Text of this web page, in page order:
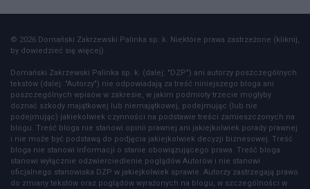
© 2026 Domański Zakrzewski Palinka sp. k. Niektóre prawa zastrzeżone (kliknij,
by dowiedzieć się więcej).
Domański Zakrzewski Palinka sp. k. (dalej: "DZP") ani autorzy poszczególnych
tekstów (dalej: "Autorzy") nie odpowiadają za treść niniejszego bloga ani
poszczególnych wpisów w zakresie, w jakim podmioty trzecie mogłyby
doznać szkody majątkowej lub niemajątkowej, podejmując (lub nie
podejmując) jakiekolwiek czynności na podstawie treści zamieszczonych na
blogu. Treść bloga nie stanowi opinii prawnej ani jakiejkolwiek porady prawnej
i nie może być podstawą do podjęcia jakiejkolwiek decyzji biznesowej. Treść
bloga nie stanowi informacji o stanie obowiązującego prawa. Treść bloga
stanowi wyłącznie odzwierciedlenie poglądów Autorów i nie stanowi
oficjalnego stanowiska DZP w jakiejkolwiek sprawie. Autorzy zastrzegają prawo
do zmiany tekstów oraz poglądów wyrażonych na blogu, w szczególności w